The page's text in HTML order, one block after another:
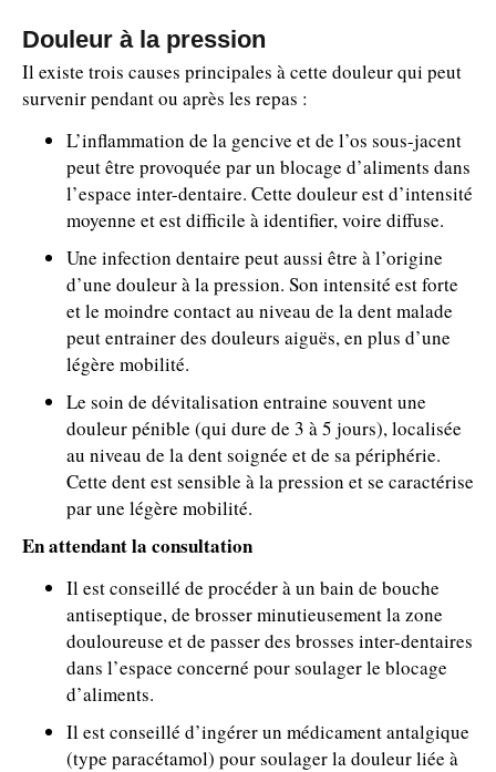
Douleur à la pression
Il existe trois causes principales à cette douleur qui peut
survenir pendant ou après les repas :
L’inflammation de la gencive et de l’os sous-jacent
peut être provoquée par un blocage d’aliments dans
l’espace inter-dentaire. Cette douleur est d’intensité
moyenne et est difficile à identifier, voire diffuse.
Une infection dentaire peut aussi être à l’origine
d’une douleur à la pression. Son intensité est forte
et le moindre contact au niveau de la dent malade
peut entrainer des douleurs aiguës, en plus d’une
légère mobilité.
Le soin de dévitalisation entraine souvent une
douleur pénible (qui dure de 3 à 5 jours), localisée
au niveau de la dent soignée et de sa périphérie.
Cette dent est sensible à la pression et se caractérise
par une légère mobilité.
En attendant la consultation
Il est conseillé de procéder à un bain de bouche
antiseptique, de brosser minutieusement la zone
douloureuse et de passer des brosses inter-dentaires
dans l’espace concerné pour soulager le blocage
d’aliments.
Il est conseillé d’ingérer un médicament antalgique
(type paracétamol) pour soulager la douleur liée à